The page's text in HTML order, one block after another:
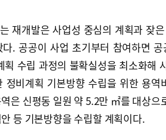
재개발은 사업성 중심의 계획과 잦
. 공공이 사업 초기부터 참여하면
획 수립 과정의 불확실성을 최소화해
정비계획 기본방향 수립을 위한 용
은 신평동 일원 약 5.2만 ㎡를 대상
등 기본방향을 수립할 계획이다.